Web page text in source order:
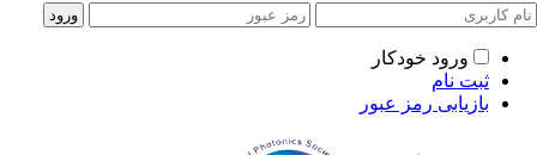
ورود خودکار
ثبت نام
بازیابی رمز عبور